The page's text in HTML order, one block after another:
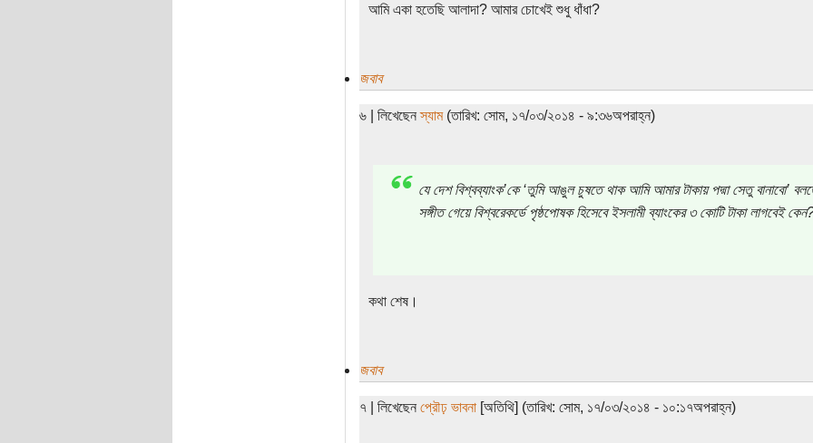
আমি একা হতেছি আলাদা? আমার চোখেই শুধু ধাঁধা?
জবাব
৬ | লিখেছেনস্যাম(তারিখ: সোম, ১৭/০৩/২০১৪ - ৯:৩৬অপরাহ্ন)
যে দেশ বিশ্বব্যাংক’কে ‘তুমি আঙুল চুষতে থাক আমি আমার টাকায় পদ্মা সেতু বানাবো’
সঙ্গীত গেয়ে বিশ্বরেকর্ডে পৃষ্ঠপোষক হিসেবে ইসলামী ব্যাংকের ৩ কোটি টাকা লাগবেই
কথা শেষ।
জবাব
৭ | লিখেছেন প্রৌঢ় ভাবনা[অতিথি] (তারিখ: সোম, ১৭/০৩/২০১৪ - ১০:১৭অপরাহ্ন)